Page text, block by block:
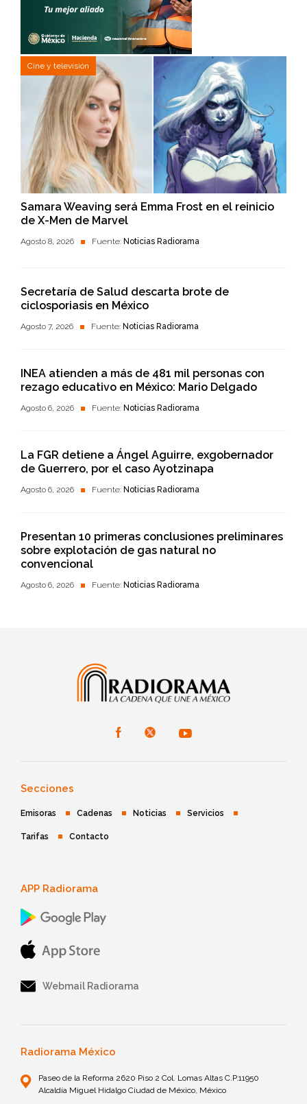
Cine y televisión
Samara Weaving será Emma Frost en el reinicio
de X-Men de Marvel
Agosto 8, 2026 Fuente: Noticias Radiorama
Secretaría de Salud descarta brote de
ciclosporiasis en México
Agosto 7, 2026 Fuente: Noticias Radiorama
INEA atienden a más de 481 mil personas con
rezago educativo en México: Mario Delgado
Agosto 6, 2026 Fuente: Noticias Radiorama
La FGR detiene a Ángel Aguirre, exgobernador
de Guerrero, por el caso Ayotzinapa
Agosto 6, 2026 Fuente: Noticias Radiorama
Presentan 10 primeras conclusiones preliminares
sobre explotación de gas natural no
convencional
Agosto 6, 2026 Fuente: Noticias Radiorama
Secciones
Emisoras Cadenas Noticias Servicios
Tarifas Contacto
APP Radiorama
Webmail Radiorama
Radiorama México
Paseo de la Reforma 2620 Piso 2 Col. Lomas Altas C.P.11950
Alcaldía Miguel Hidalgo Ciudad de México, México